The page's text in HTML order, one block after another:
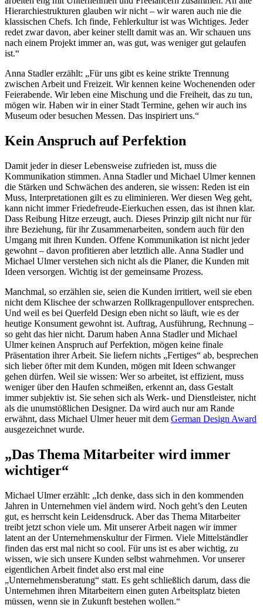
Hierarchiestrukturen glauben wir nicht – wir waren auch nie die
klassischen Chefs. Ich finde, Fehlerkultur ist was Wichtiges. Jeder
redet zwar davon, aber keiner stellt damit was an. Wir schauen uns
nach einem Projekt immer an, was gut, was weniger gut gelaufen
ist.“
Anna Stadler erzählt: „Für uns gibt es keine strikte Trennung
zwischen Arbeit und Freizeit. Wir kennen keine Wochenenden oder
Feierabende. Wir leben eine Mischung und die Freiheit, das zu tun,
mögen wir. Haben wir in einer Stadt Termine, gehen wir auch ins
Museum oder besuchen Messen. Das inspiriert uns.“
Kein Anspruch auf Perfektion
Damit jeder in dieser Lebensweise zufrieden ist, muss die
Kommunikation stimmen. Anna Stadler und Michael Ulmer kennen
die Stärken und Schwächen des anderen, sie wissen: Reden ist ein
Muss, Interpretationen gilt es zu eliminieren. Wer diesen Weg geht,
kann nicht immer Friedefreude-Eierkuchen essen, das ist ihnen klar.
Dass Reibung Hitze erzeugt, auch. Dieses Prinzip gilt nicht nur für
ihre Beziehung, für ihr Zusammenarbeiten, sondern auch für den
Umgang mit ihren Kunden. Offene Kommunikation ist nicht jeder
gewohnt – davon profitieren aber letztlich alle. Anna Stadler und
Michael Ulmer verstehen sich nicht als die Planer, die Kunden mit
Ideen versorgen. Wichtig ist der gemeinsame Prozess.
Manchmal, so erzählen sie, seien die Kunden irritiert, weil sie eben
nicht dem Klischee der schwarzen Rollkragenpullover entsprechen.
Und weil es bei Querfeld Design eben nicht so läuft, wie es der
heutige Konsument gewohnt ist. Auftrag, Ausführung, Rechnung –
so geht das hier nicht. Darum haben Anna Stadler und Michael
Ulmer keinen Anspruch auf Perfektion, mögen keine finale
Präsentation ihrer Arbeit. Sie liefern nichts „Fertiges“ ab, besprechen
sich lieber öfter mit dem Kunden, mögen mit Ideen schwanger
gehen dürfen. Weil sie wissen: Wer so arbeitet, ist effizient, muss
weniger über den Haufen schmeißen, erkennt an, dass Gestalt
immer subjektiv ist. Sie sehen sich als Werk- und Dienstleister, nicht
als die unumstößlichen Designer. Da wird auch nur am Rande
erwähnt, dass Michael Ulmer heuer mit dem German Design Award
ausgezeichnet wurde.
„Das Thema Mitarbeiter wird immer
wichtiger“
Michael Ulmer erzählt: „Ich denke, dass sich in den kommenden
Jahren in Unternehmen viel ändern wird. Noch geht’s den Leuten
gut, es herrscht kein Leidensdruck. Aber das Thema Mitarbeiter
treibt jetzt schon viele um. Mit unserer Arbeit nagen wir immer
latent an der Unternehmenskultur der Firmen. Viele Mittelständler
finden das erst mal nicht so cool. Für uns ist es aber wichtig, zu
wissen, wie sich unsere Kunden selbst wahrnehmen. Vor unserer
eigentlichen Arbeit findet also erst mal eine
„Unternehmensberatung“ statt. Es geht schließlich darum, dass die
Unternehmen ihren Mitarbeitern einen guten Arbeitsplatz bieten
müssen, wenn sie in Zukunft bestehen wollen.“